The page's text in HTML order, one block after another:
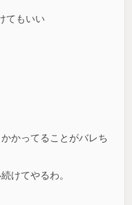
てもいい
かってることがバレち
けてやるわ。